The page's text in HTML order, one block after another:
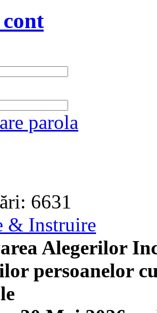
parola
6631
& Instruire
Alegerilor
persoanelor